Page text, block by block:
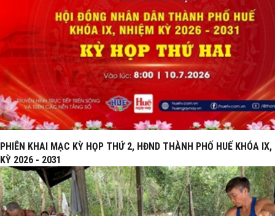
PHIÊN KHAI MẠC KỲ HỌP THỨ 2, HĐND THÀNH PHỐ HUẾ KHÓA IX,
KỲ 2026 - 2031